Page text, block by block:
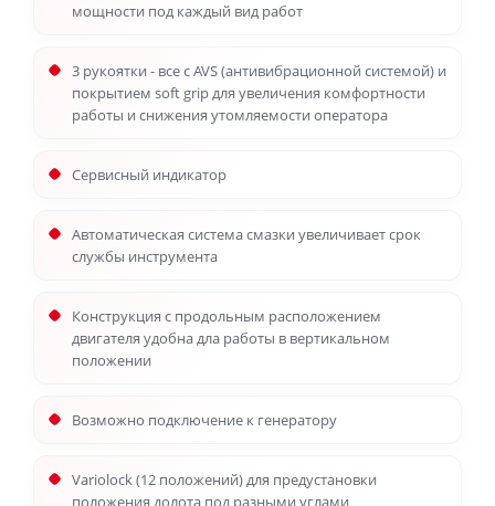
мощности под каждый вид работ
3 рукоятки - все с AVS (антивибрационной системой) и
покрытием soft grip для увеличения комфортности
работы и снижения утомляемости оператора
Сервисный индикатор
Автоматическая система смазки увеличивает срок
службы инструмента
Конструкция с продольным расположением
двигателя удобна дла работы в вертикальном
положении
Возможно подключение к генератору
Variolock (12 положений) для предустановки
положения долота под разными углами